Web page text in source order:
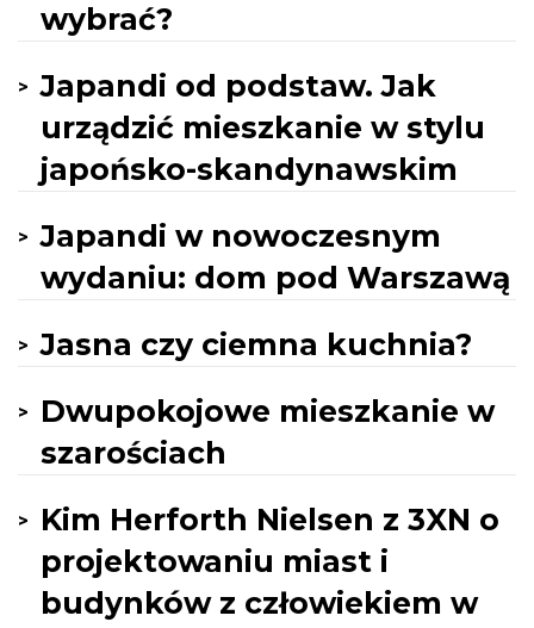
wybrać?
Japandi od podstaw. Jak
urządzić mieszkanie w stylu
japońsko-skandynawskim
Japandi w nowoczesnym
wydaniu: dom pod Warszawą
Jasna czy ciemna kuchnia?
Dwupokojowe mieszkanie w
szarościach
Kim Herforth Nielsen z 3XN o
projektowaniu miast i
budynków z człowiekiem w